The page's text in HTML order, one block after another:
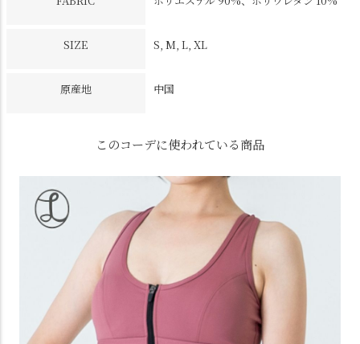
SIZE S, M, L, XL
原産地 中国
このコーデに使われている商品